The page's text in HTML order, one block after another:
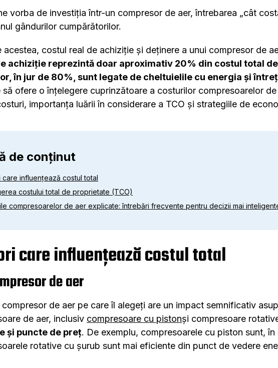
vorba de investiția într-un compresor de aer, întrebarea „cât
gândurilor cumpărătorilor.
acestea, costul real de achiziție și deținere a unui compresor de
achiziție reprezintă doar aproximativ 20% din costul total
în jur de 80%, sunt legate de cheltuielile cu energia și
să ofere o înțelegere cuprinzătoare a costurilor compresoarelor
importanța luării în considerare a TCO și strategiile de
de conținut
care influențează costul total
costului total de proprietate (TCO)
compresoarelor de aer explicate: întrebări frecvente pentru decizii mai
care influențează costul total
de aer
de aer pe care îl alegeți are un impact semnificativ
de aer, inclusiv compresoare cu pistonși compresoare
și puncte de preț. De exemplu, compresoarele cu piston sunt,
rotative cu șurub sunt mai eficiente din punct de vedere